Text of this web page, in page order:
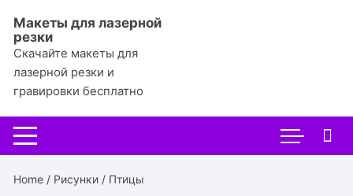
содержимому
Макеты для лазерной
резки
Скачайте макеты для
лазерной резки и
гравировки бесплатно
Home / Рисунки / Птицы